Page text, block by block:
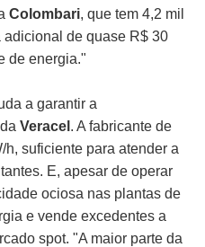
Colombari, que tem 4,2 mil
de quase R$ 30
de energia."
a garantir a
daVeracel . A fabricante de
suficiente para atender a
E, apesar de operar
ociosa nas plantas de
e vende excedentes a
spot. "A maior parte da